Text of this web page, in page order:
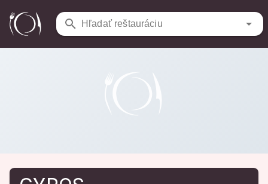
Hľadať reštauráciu
Reštaurácie / GYROS